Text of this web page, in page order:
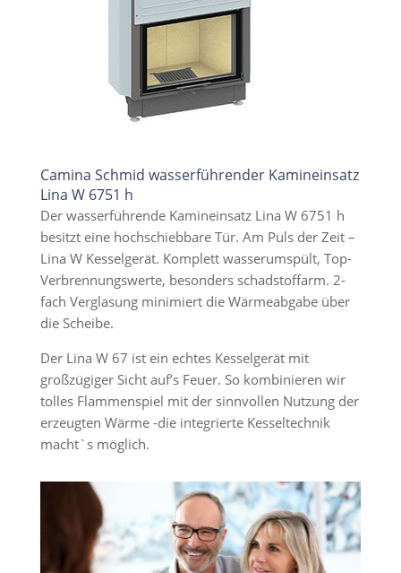
Camina Schmid wasserführender Kamineinsatz
Lina W 6751 h
Der wasserführende Kamineinsatz Lina W 6751 h
besitzt eine hochschiebbare Tür. Am Puls der Zeit –
Lina W Kesselgerät. Komplett wasserumspült, Top-
Verbrennungswerte, besonders schadstoffarm. 2-
fach Verglasung minimiert die Wärmeabgabe über
die Scheibe.
Der Lina W 67 ist ein echtes Kesselgerät mit
großzügiger Sicht auf’s Feuer. So kombinieren wir
tolles Flammenspiel mit der sinnvollen Nutzung der
erzeugten Wärme -die integrierte Kesseltechnik
macht`s möglich.